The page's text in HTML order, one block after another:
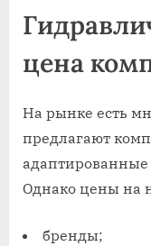
цена
На рынке есть
предлагают
Однако цены на
бренды;